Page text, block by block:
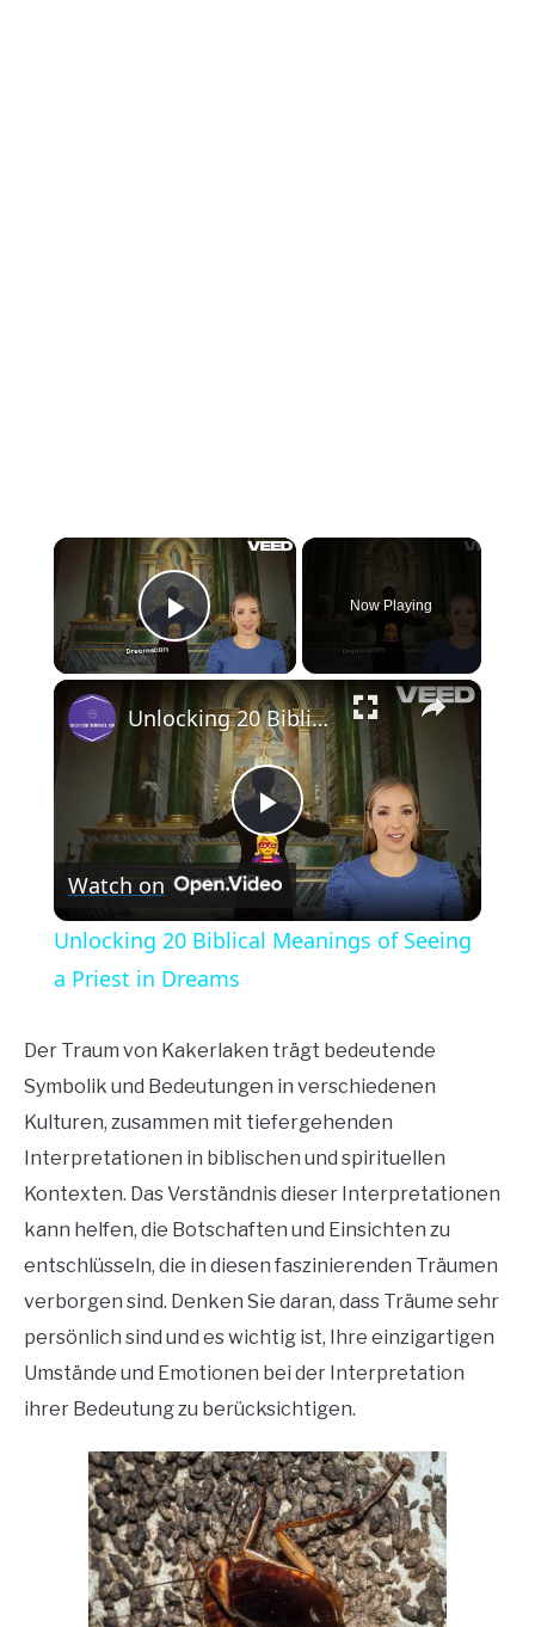
×
Play Video
Now Playing
×
Play
Video
Unlocking 20 Biblical Meanings of Seeing a Priest in Dreams
Watch on
Unlocking 20 Biblical Meanings of Seeing
a Priest in Dreams
Der Traum von Kakerlaken trägt bedeutende
Symbolik und Bedeutungen in verschiedenen
Kulturen, zusammen mit tiefergehenden
Interpretationen in biblischen und spirituellen
Kontexten. Das Verständnis dieser Interpretationen
kann helfen, die Botschaften und Einsichten zu
entschlüsseln, die in diesen faszinierenden Träumen
verborgen sind. Denken Sie daran, dass Träume sehr
persönlich sind und es wichtig ist, Ihre einzigartigen
Umstände und Emotionen bei der Interpretation
ihrer Bedeutung zu berücksichtigen.